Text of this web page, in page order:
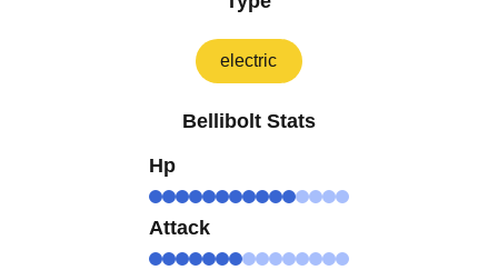
electric
Bellibolt Stats
Hp
Attack